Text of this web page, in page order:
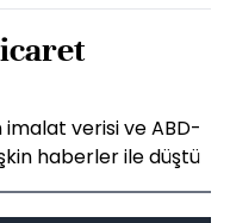
imalat verisi ve ABD-
haberler ile düştü